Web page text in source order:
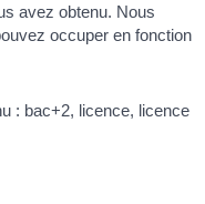
avez obtenu. Nous
occuper en fonction
: bac+2, licence, licence